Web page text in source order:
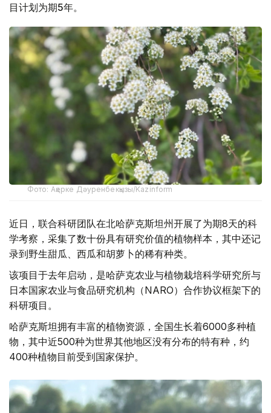
目计划为期5年。
Фото: Ақерке Дәуренбекқызы/Kazinform
近日，联合科研团队在北哈萨克斯坦州开展了为期8天的科
学考察，采集了数十份具有研究价值的植物样本，其中还记
录到野生甜瓜、西瓜和胡萝卜的稀有种类。
该项目于去年启动，是哈萨克农业与植物栽培科学研究所与
日本国家农业与食品研究机构（NARO）合作协议框架下的
科研项目。
哈萨克斯坦拥有丰富的植物资源，全国生长着6000多种植
物，其中近500种为世界其他地区没有分布的特有种，约
400种植物目前受到国家保护。